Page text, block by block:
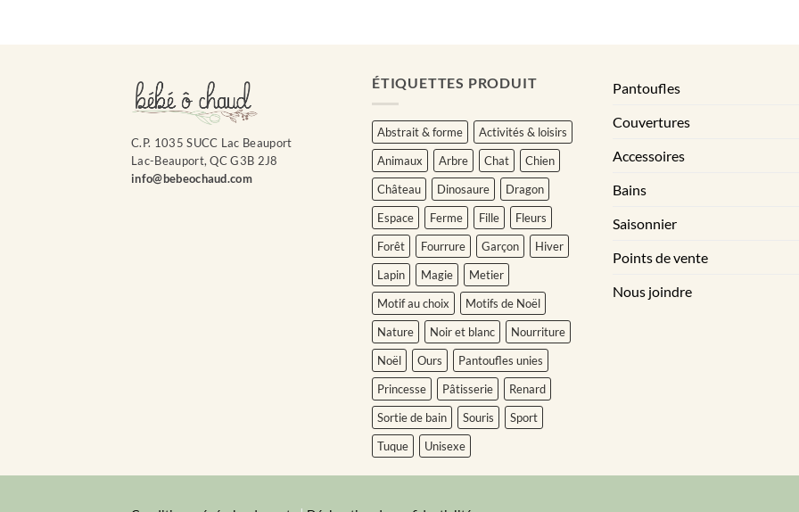
C.P. 1035 SUCC Lac Beauport
Lac-Beauport, QC G3B 2J8
info@bebeochaud.com
ÉTIQUETTES PRODUIT
Abstrait & forme
Activités & loisirs
Animaux
Arbre Chat
Chien
Château
Dinosaure
Dragon
Espace
Ferme Fille
Fleurs
Forêt
Fourrure Garçon
Hiver
Lapin
Magie
Metier
Motif au choix
Motifs de Noël
Nature
Noir et blanc
Nourriture
Noël
Ours
Pantoufles unies
Princesse
Pâtisserie
Renard
Sortie de bain
Souris
Sport
Tuque
Unisexe
Pantoufles
Couvertures
Accessoires
Bains
Saisonnier
Points de vente
Nous joindre